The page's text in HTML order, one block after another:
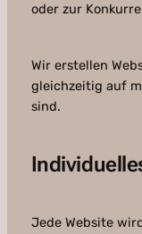
oder zur
Wir erstellen
gleichzeitig auf
sind.
Jede Website